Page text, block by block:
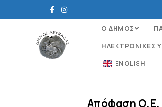
Ο ΔΗΜΟΣ
ΗΛΕΚΤΡΟΝΙΚΈΣ
ENGLISH
Απόφαση Ο.Ε.